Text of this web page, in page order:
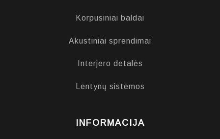
Korpusiniai baldai
Akustiniai sprendimai
Interjero detalės
Lentynų sistemos
INFORMACIJA